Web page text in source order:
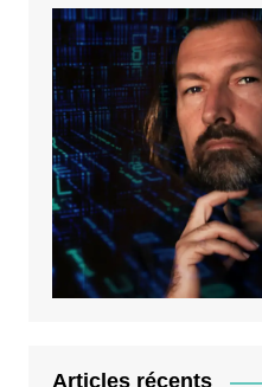
Articles récents